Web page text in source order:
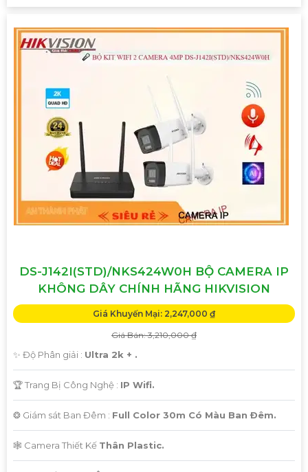
DS-J142I(STD)/NKS424W0H BỘ CAMERA IP
KHÔNG DÂY CHÍNH HÃNG HIKVISION
Giá Khuyến Mại: 2,247,000 ₫
Giá Bán: 3,210,000 ₫
✨ Độ Phân giải : Ultra 2k + .
🏆 Trang Bị Công Nghệ : IP Wifi.
❂ Giám sát Ban Đêm : Full Color 30m Có Màu Ban Ðêm.
🕸️ Camera Thiết Kế Thân Plastic.